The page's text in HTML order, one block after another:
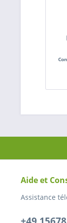
Aide et
Assistance